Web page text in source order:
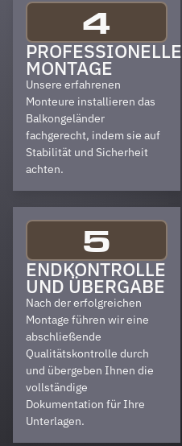
4
PROFESSIONELLE
MONTAGE
Unsere erfahrenen
Monteure installieren das
Balkongeländer
fachgerecht, indem sie auf
Stabilität und Sicherheit
achten.
5
ENDKONTROLLE
UND ÜBERGABE
Nach der erfolgreichen
Montage führen wir eine
abschließende
Qualitätskontrolle durch
und übergeben Ihnen die
vollständige
Dokumentation für Ihre
Unterlagen.